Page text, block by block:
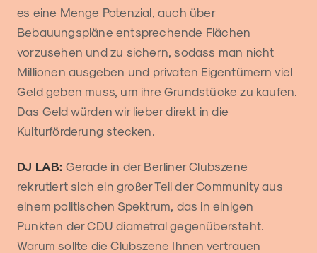
es eine Menge Potenzial, auch über
Bebauungspläne entsprechende Flächen
vorzusehen und zu sichern, sodass man nicht
Millionen ausgeben und privaten Eigentümern viel
Geld geben muss, um ihre Grundstücke zu kaufen.
Das Geld würden wir lieber direkt in die
Kulturförderung stecken.
DJ LAB: Gerade in der Berliner Clubszene
rekrutiert sich ein großer Teil der Community aus
einem politischen Spektrum, das in einigen
Punkten der CDU diametral gegenübersteht.
Warum sollte die Clubszene Ihnen vertrauen